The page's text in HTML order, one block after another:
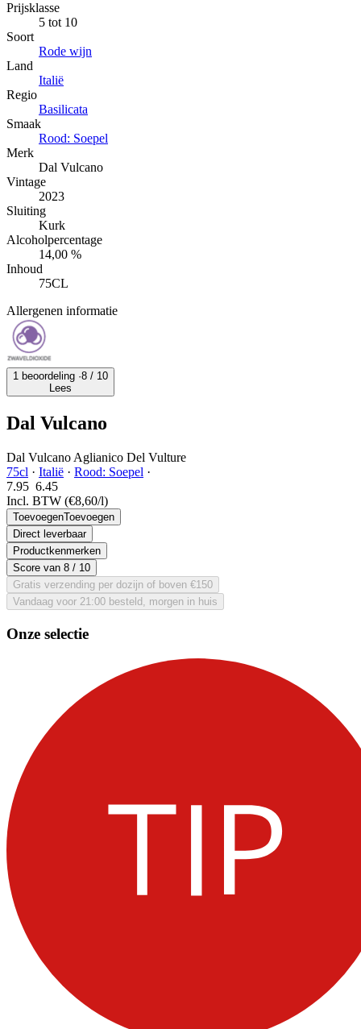
Prijsklasse
5 tot 10
Soort
Rode wijn
Land
Italië
Regio
Basilicata
Smaak
Rood: Soepel
Merk
Dal Vulcano
Vintage
2023
Sluiting
Kurk
Alcoholpercentage
14,00 %
Inhoud
75CL
Allergenen informatie
1 beoordeling ·8 / 10
Lees
Dal Vulcano
Dal Vulcano Aglianico Del Vulture
75cl · Italië · Rood: Soepel ·
7.95 6.45
Incl. BTW (€8,60/l)
ToevoegenToevoegen
Direct leverbaar
Productkenmerken
Score van 8 / 10
Gratis verzending per dozijn of boven €150
Vandaag voor 21:00 besteld, morgen in huis
Onze selectie